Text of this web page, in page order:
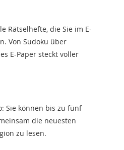
Rätselhefte, die Sie im E-
Von Sudoku über
E-Paper steckt voller
Sie können bis zu fünf
die neuesten
zu lesen.